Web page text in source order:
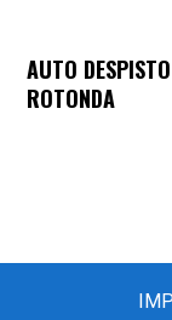
AUTO
ROTONDA